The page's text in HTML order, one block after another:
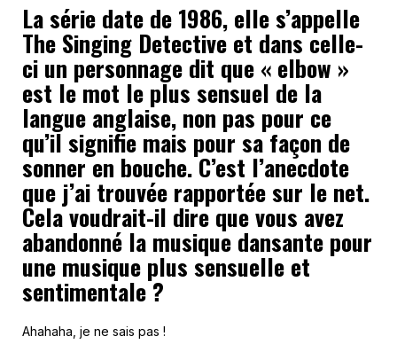
La série date de 1986, elle s’appelle
The Singing Detective et dans celle-
ci un personnage dit que « elbow »
est le mot le plus sensuel de la
langue anglaise, non pas pour ce
qu’il signifie mais pour sa façon de
sonner en bouche. C’est l’anecdote
que j’ai trouvée rapportée sur le net.
Cela voudrait-il dire que vous avez
abandonné la musique dansante pour
une musique plus sensuelle et
sentimentale ?
Ahahaha, je ne sais pas !